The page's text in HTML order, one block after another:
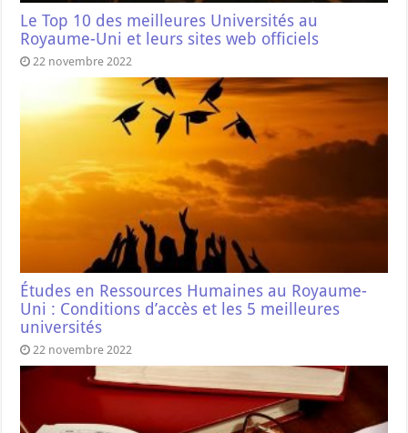
Le Top 10 des meilleures Universités au
Royaume-Uni et leurs sites web officiels
22 novembre 2022
Études en Ressources Humaines au Royaume-
Uni : Conditions d’accès et les 5 meilleures
universités
22 novembre 2022